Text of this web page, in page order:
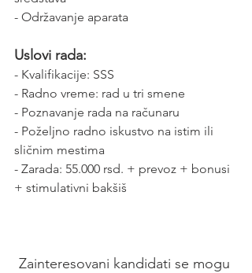
- Održavanje aparata
Uslovi rada:
- Kvalifikacije: SSS
- Radno vreme: rad u tri smene
- Poznavanje rada na računaru
- Poželjno radno iskustvo na istim ili
sličnim mestima
- Zarada: 55.000 rsd. + prevoz + bonusi
+ stimulativni bakšiš
Zainteresovani kandidati se mogu